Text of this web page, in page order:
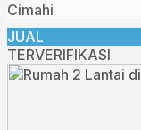
Cimahi
JUAL
TERVERIFIKASI